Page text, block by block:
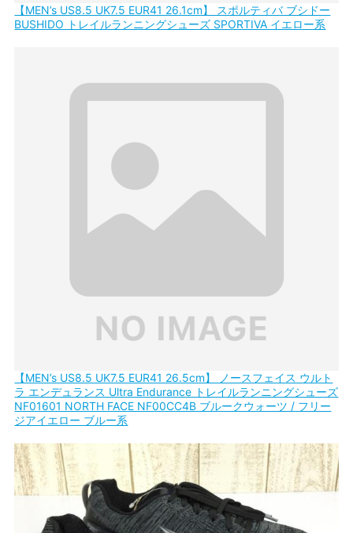
【MEN’s US8.5 UK7.5 EUR41 26.1cm】 スポルティバ ブシドー
BUSHIDO トレイルランニングシューズ SPORTIVA イエロー系
【MEN’s US8.5 UK7.5 EUR41 26.5cm】 ノースフェイス ウルト
ラ エンデュランス Ultra Endurance トレイルランニングシューズ
NF01601 NORTH FACE NF00CC4B ブルークウォーツ / フリー
ジアイエロー ブルー系